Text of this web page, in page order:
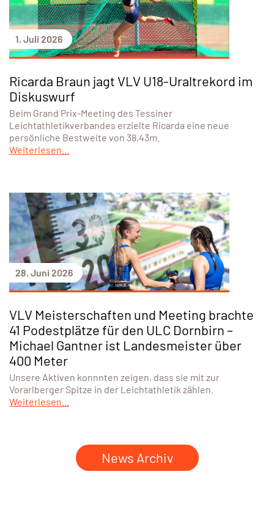
1. Juli 2026
Ricarda Braun jagt VLV U18-Uraltrekord im
Diskuswurf
Beim Grand Prix-Meeting des Tessiner
Leichtathletikverbandes erzielte Ricarda eine neue
persönliche Bestweite von 38,43m.
Weiterlesen...
28. Juni 2026
VLV Meisterschaften und Meeting brachte
41 Podestplätze für den ULC Dornbirn –
Michael Gantner ist Landesmeister über
400 Meter
Unsere Aktiven konnnten zeigen, dass sie mit zur
Vorarlberger Spitze in der Leichtathletik zählen.
Weiterlesen...
News Archiv